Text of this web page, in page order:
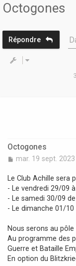
Octogones
Répondre
Octogones
M
s
a
g
e
mar. 19 sept.
Le Club Achille sera
- Le vendredi 29/09
- Le samedi 30/09
- Le dimanche 01/10
Nous serons au pôle
Au programme des
Guerre et Bataille
En option du